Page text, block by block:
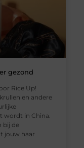
gezond
Rice Up!
en andere
wordt in China.
bij de
jouw haar